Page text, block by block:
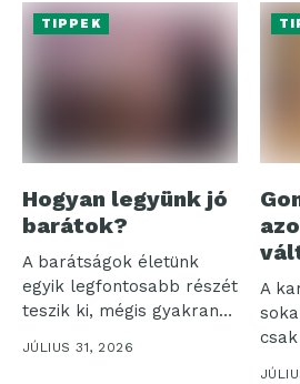
TIPPEK
Hogyan legyünk jó
barátok?
A barátságok életünk
egyik legfontosabb részét
teszik ki, mégis gyakran
háttérbe szorulnak...
JÚLIUS 31, 2026
A